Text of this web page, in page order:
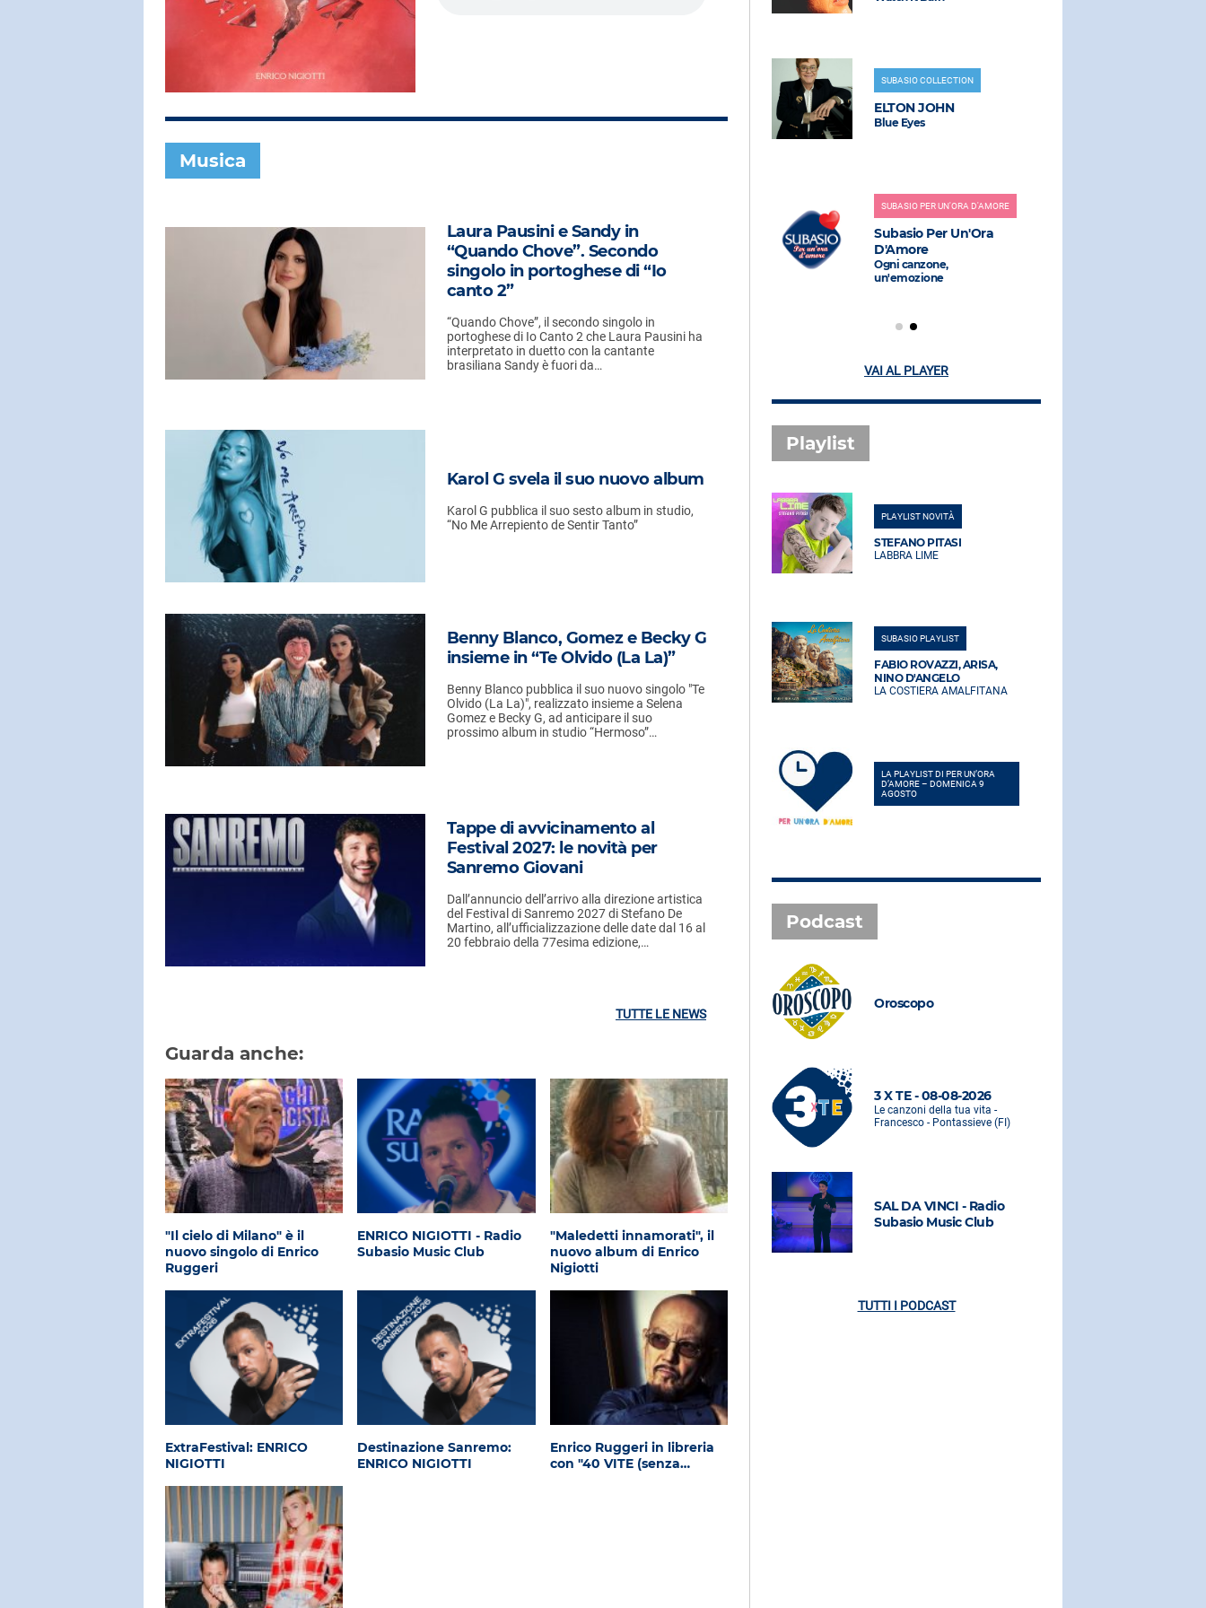
Musica
Laura Pausini e Sandy in
“Quando Chove”. Secondo
singolo in portoghese di “Io
canto 2”
“Quando Chove”, il secondo singolo in
portoghese di Io Canto 2 che Laura Pausini ha
interpretato in duetto con la cantante
brasiliana Sandy è fuori da…
Karol G svela il suo nuovo album
Karol G pubblica il suo sesto album in studio,
“No Me Arrepiento de Sentir Tanto”
Benny Blanco, Gomez e Becky G
insieme in “Te Olvido (La La)”
Benny Blanco pubblica il suo nuovo singolo "Te
Olvido (La La)", realizzato insieme a Selena
Gomez e Becky G, ad anticipare il suo
prossimo album in studio “Hermoso”…
Tappe di avvicinamento al
Festival 2027: le novità per
Sanremo Giovani
Dall’annuncio dell’arrivo alla direzione artistica
del Festival di Sanremo 2027 di Stefano De
Martino, all’ufficializzazione delle date dal 16 al
20 febbraio della 77esima edizione,…
TUTTE LE NEWS
Guarda anche:
"Il cielo di Milano" è il
nuovo singolo di Enrico
Ruggeri
ENRICO NIGIOTTI - Radio
Subasio Music Club
"Maledetti innamorati", il
nuovo album di Enrico
Nigiotti
ExtraFestival: ENRICO
NIGIOTTI
Destinazione Sanremo:
ENRICO NIGIOTTI
Enrico Ruggeri in libreria
con "40 VITE (senza…
Blue Eyes
Subasio Per Un'Ora
As
FREEMASONS
Love On My Mind
SUBASIO COLLECTION
ELTON JOHN
Blue Eyes
SUBASIO PER UN'ORA D'AMORE
Subasio Per Un'Ora
D'Amore
Ogni canzone,
un'emozione
VAI AL PLAYER
Playlist
PLAYLIST NOVITÀ
SUBASIO PLAYLIST
FABIO ROVAZZI, ARISA,
LA COSTIERA AMALFITANA
PLAYLIST NOVITÀ
STEFANO PITASI
LABBRA LIME
SUBASIO PLAYLIST
FABIO ROVAZZI, ARISA,
NINO D'ANGELO
LA COSTIERA AMALFITANA
LA PLAYLIST DI PER UN’ORA
D’AMORE – DOMENICA 9
AGOSTO
Podcast
3 X TE - 08-08-2026
Le canzoni della tua vita -
Francesco - Pontassieve (FI)
SAL DA VINCI - Radio
Oroscopo
3 X TE - 08-08-2026
Le canzoni della tua vita -
Francesco - Pontassieve (FI)
SAL DA VINCI - Radio
Subasio Music Club
TUTTI I PODCAST